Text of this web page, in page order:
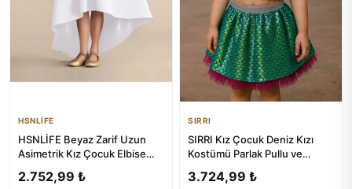
HSNLİFE
HSNLİFE Beyaz Zarif Uzun
Asimetrik Kız Çocuk Elbise
Mezuniyet...
2.752,99 ₺
SIRRI
SIRRI Kız Çocuk Deniz Kızı
Kostümü Parlak Pullu ve
3.724,99 ₺